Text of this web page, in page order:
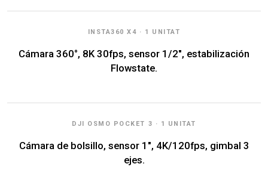
INSTA360 X4 · 1 UNITAT
Cámara 360°, 8K 30fps, sensor 1/2", estabilización
Flowstate.
DJI OSMO POCKET 3 · 1 UNITAT
Cámara de bolsillo, sensor 1", 4K/120fps, gimbal 3
ejes.